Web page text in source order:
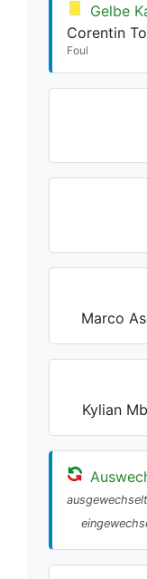
Gelbe
Corentin
Foul
Marco
Kylian